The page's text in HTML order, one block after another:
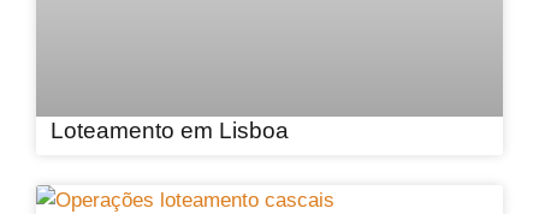
Loteamento em Lisboa